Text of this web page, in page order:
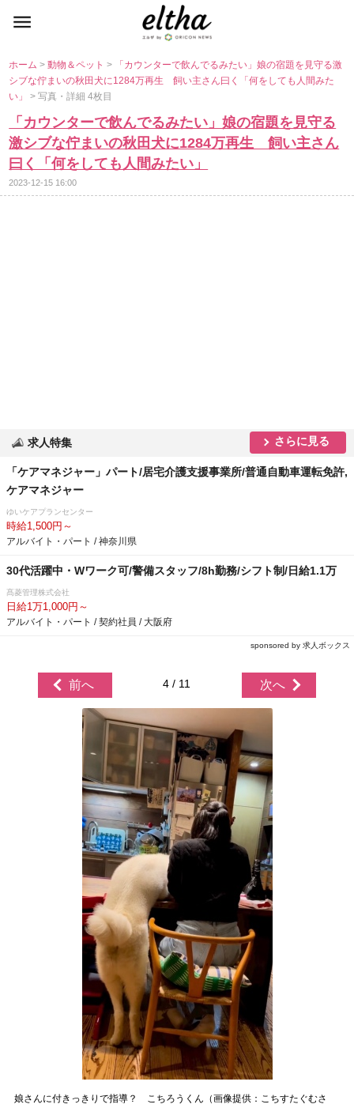
ホーム>動物＆ペット>
「カウンターで飲んでるみたい」娘の宿題を見守る激
シブな佇まいの秋田犬に1284万再生 飼い主さん曰く「何をしても人間みた
い」> 写真・詳細 4枚目
「カウンターで飲んでるみたい」娘の宿題を見守る
激シブな佇まいの秋田犬に1284万再生 飼い主さん
曰く「何をしても人間みたい」
2023-12-15 16:00
求人特集 さらに見る
「ケアマネジャー」パート/居宅介護支援事業所/普通自動車運転免許,
ケアマネジャー
ゆいケアプランセンター
時給1,500円～
アルバイト・パート / 神奈川県
30代活躍中・Wワーク可/警備スタッフ/8h勤務/シフト制/日給1.1万
髙菱管理株式会社
日給1万1,000円～
アルバイト・パート / 契約社員 / 大阪府
sponsored by 求人ボックス
前へ 4 / 11 次へ
娘さんに付きっきりで指導？ こちろうくん（画像提供：こちすたぐむさ